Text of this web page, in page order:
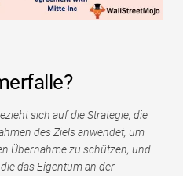
sich auf die Strategie, die
des Ziels anwendet, um
Übernahme zu schützen, und
das Eigentum an der